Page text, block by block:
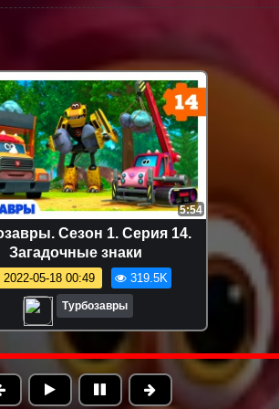
6:40
Сезон 1. Серия 15.
Двойник
2022-05-18 00:55 293.5K
Турбозавры